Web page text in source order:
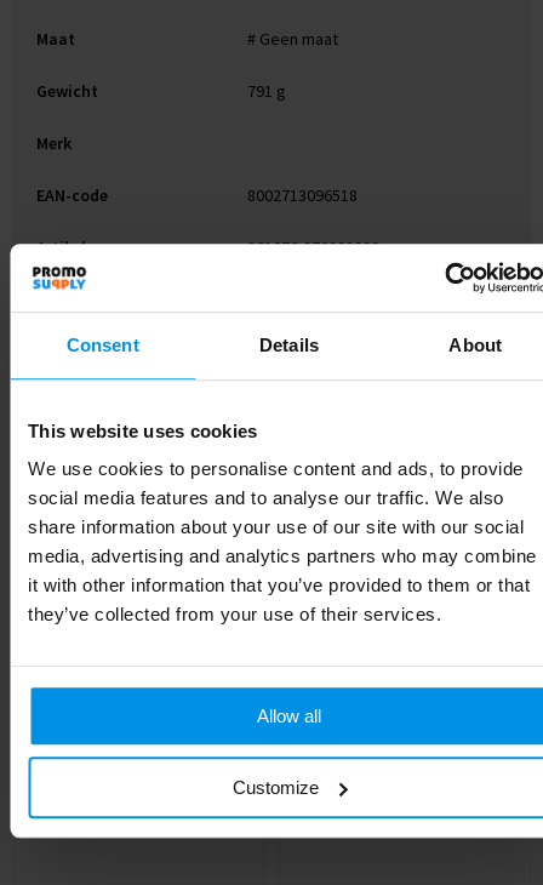
Consent Details About
This website uses cookies
We use cookies to personalise content and ads, to provide
social media features and to analyse our traffic. We also
share information about your use of our site with our social
media, advertising and analytics partners who may combine
it with other information that you’ve provided to them or that
they’ve collected from your use of their services.
Allow all
Customize
Maat # Geen maat
Gewicht 791 g
Merk
EAN-code 8002713096518
Artikelnummer 261076-970999999
Soort Standaard uitvoering
Gerelateerde producten